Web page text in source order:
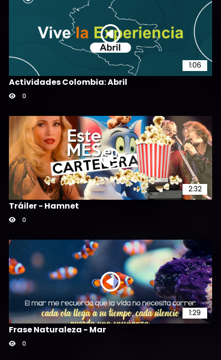
1:06
Actividades Colombia: Abril
0
2:32
Tráiler - Hamnet
0
1:29
Frase Naturaleza - Mar
0